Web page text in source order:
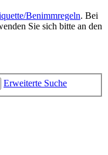
Benimmregeln. Bei
Sie sich bitte an den
Erweiterte Suche